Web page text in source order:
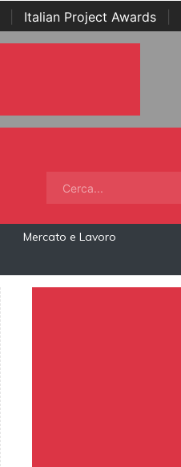
Italian Project Awards
Mercato e Lavoro